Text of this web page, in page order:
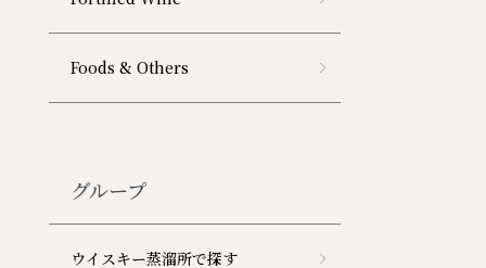
Foods & Others
グループ
ウイスキー蒸溜所で探す